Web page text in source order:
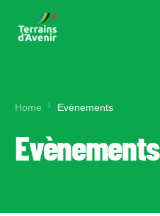
Home Evènements
Evènements